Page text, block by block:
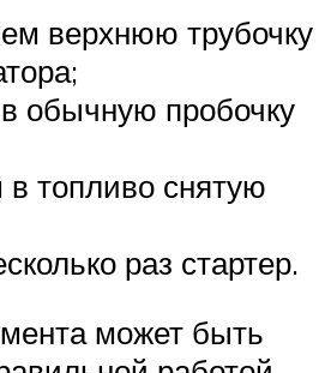
верхнюю трубочку
обычную пробочку
топливо снятую
раз стартер.
может быть